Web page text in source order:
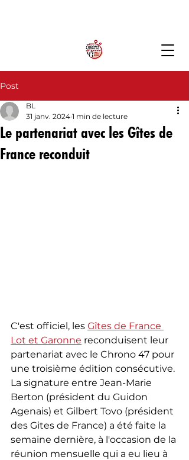
Post
Le partenariat avec les Gîtes de
France reconduit
BL
31 janv. 2024 1 min de lecture
C'est officiel, les Gîtes de France
Lot et Garonne reconduisent leur
partenariat avec le Chrono 47 pour
une troisième édition consécutive.
La signature entre Jean-Marie
Berton (président du Guidon
Agenais) et Gilbert Tovo (président
des Gites de France) a été faite la
semaine dernière, à l'occasion de la
réunion mensuelle qui a eu lieu à